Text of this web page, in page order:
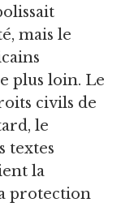
mais le
plus loin. Le
civils de
le
textes
la
protection